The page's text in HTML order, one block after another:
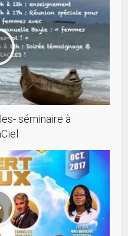
séminaire à